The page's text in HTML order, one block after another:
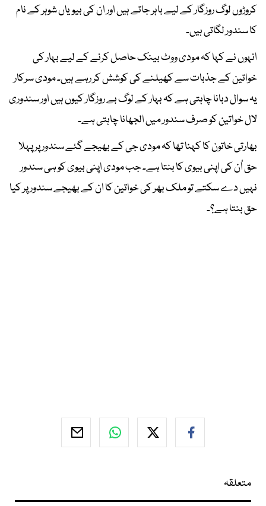
کروڑوں لوگ روزگار کے لیے باہر جاتے ہیں اور ان کی بیویاں شوہر کے نام
کا سندور لگاتی ہیں۔
انہوں نے کہا کہ مودی ووٹ بینک حاصل کرنے کے لیے بہار کی
خواتین کے جذبات سے کھیلنے کی کوشش کر رہے ہیں۔ مودی سرکار
یہ سوال دبانا چاہتی ہے کہ بہار کے لوگ بے روزگار کیوں ہیں اور سندوری
لال خواتین کو صرف سندور میں الجھانا چاہتی ہے۔
بھارتی خاتون کا کہنا تھا کہ مودی جی کے بھیجے گئے سندور پر پہلا
حق اُن کی اپنی بیوی کا بنتا ہے۔ جب مودی اپنی بیوی کو ہی سندور
نہیں دے سکتے تو ملک بھر کی خواتین کا ان کے بھیجے سندور پر کیا
حق بنتا ہے؟۔
متعلقہ